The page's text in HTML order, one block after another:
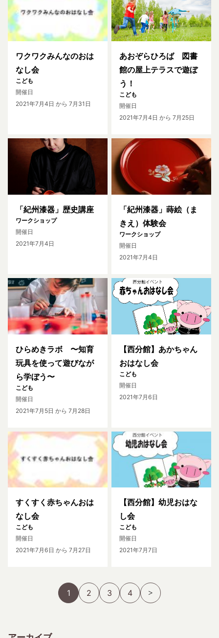
ワクワクみんなのおは
なし会
こども
開催日
2021年7月4日 から 7月31日
あおぞらひろば 図書
館の屋上テラスで遊ぼ
う！
こども
開催日
2021年7月4日 から 7月25日
「紀州漆器」歴史講座
ワークショップ
開催日
2021年7月4日
「紀州漆器」蒔絵（ま
きえ）体験会
ワークショップ
開催日
2021年7月4日
ひらめきラボ 〜知育
玩具を使って遊びなが
ら学ぼう〜
こども
開催日
2021年7月5日 から 7月28日
【西分館】あかちゃん
おはなし会
こども
開催日
2021年7月6日
すくすく赤ちゃんおは
なし会
こども
開催日
2021年7月6日 から 7月27日
【西分館】幼児おはな
し会
こども
開催日
2021年7月7日
1 2 3 4